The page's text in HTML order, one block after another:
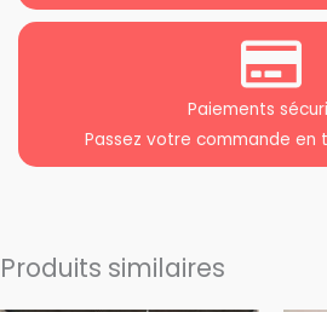
Paiements
Passez votre commande en
Produits similaires